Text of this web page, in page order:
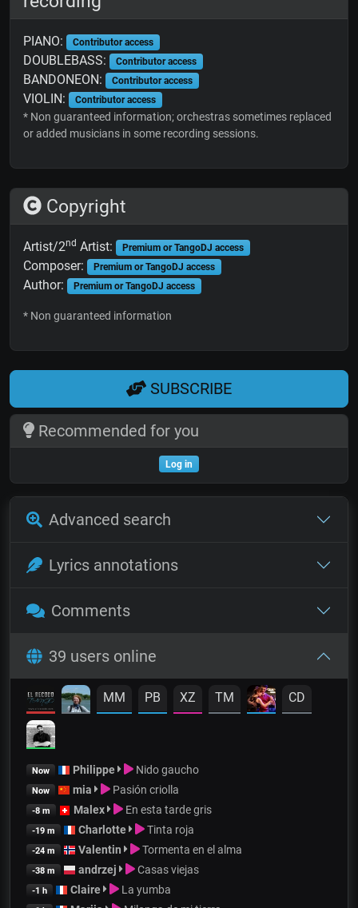
PIANO: Contributor access
DOUBLEBASS: Contributor access
BANDONEON: Contributor access
VIOLIN: Contributor access
* Non guaranteed information; orchestras sometimes replaced
or added musicians in some recording sessions.
Copyright
Artist/2nd Artist: Premium or TangoDJ access
Composer: Premium or TangoDJ access
Author: Premium or TangoDJ access
* Non guaranteed information
SUBSCRIBE
Recommended for you
Log in
Advanced search
Lyrics annotations
Comments
39 users online
MM PB XZ TM CD
Now Philippe Nido gaucho
Now mia Pasión criolla
-8 m Malex En esta tarde gris
-19 m Charlotte Tinta roja
-24 m Valentin Tormenta en el alma
-38 m andrzej Casas viejas
-1 h Claire La yumba